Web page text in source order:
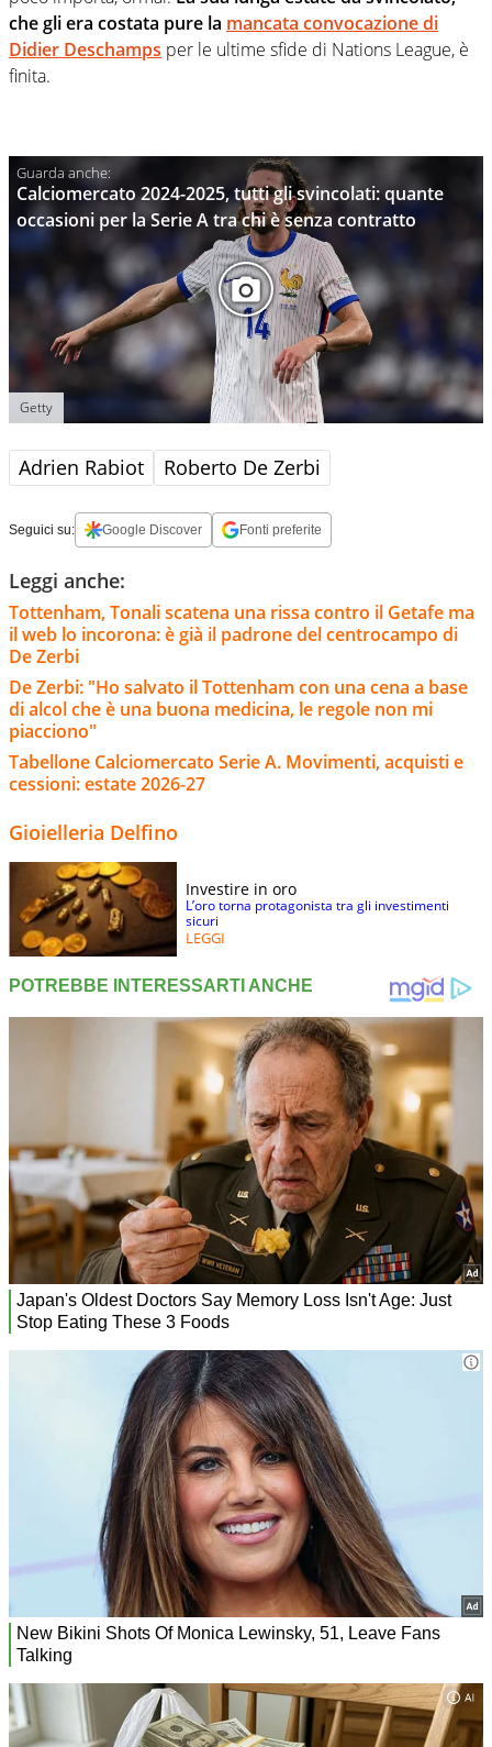
che gli era costata pure la mancata convocazione di
Didier Deschamps per le ultime sfide di Nations League, è
finita.
Calciomercato 2024-2025, tutti gli svincolati: quante
occasioni per la Serie A tra chi è senza contratto
Getty
Adrien Rabiot Roberto De Zerbi
Seguici su: Google Discover Fonti preferite
Leggi anche:
Tottenham, Tonali scatena una rissa contro il Getafe ma
il web lo incorona: è già il padrone del centrocampo di
De Zerbi
De Zerbi: "Ho salvato il Tottenham con una cena a base
di alcol che è una buona medicina, le regole non mi
piacciono"
Tabellone Calciomercato Serie A. Movimenti, acquisti e
cessioni: estate 2026-27
Gioielleria Delfino
Investire in oro
L’oro torna protagonista tra gli investimenti
sicuri
LEGGI